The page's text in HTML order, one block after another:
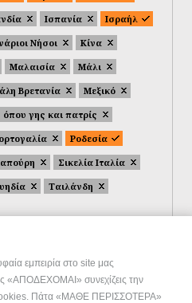
εμπειρία στο site μας
«ΑΠΟΔΕΧΟΜΑΙ» συνεχίζεις την
Πάτα «ΜΑΘΕ ΠΕΡΙΣΣΟΤΕΡΑ»
Ισπανία
Ισραήλ
Νήσοι
Κίνα
Μαλαισία
Μάλι
Βρετανία
Μεξικό
όπου γης και πατρίς
Ροδεσία
Σικελία Ιταλία
Ταιλάνδη